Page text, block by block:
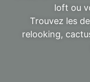
loft ou
Trouvez les
relooking,